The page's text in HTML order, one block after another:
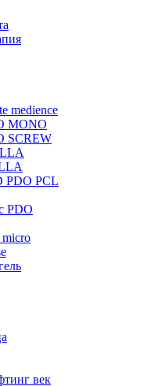
medience
MONO
SCREW
PDO PCL
PDO
micro
век